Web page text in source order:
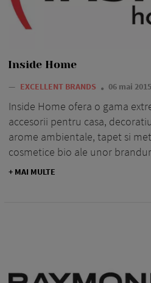
Inside Home
— EXCELLENT BRANDS 06 mai 2015
Inside Home ofera o gama
accesorii pentru casa,
arome ambientale, tapet si
cosmetice bio ale unor
+ MAI MULTE